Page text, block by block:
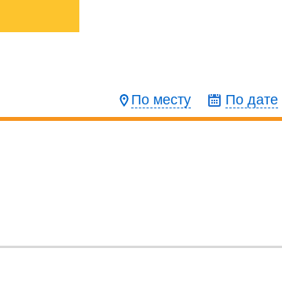
По месту По дате